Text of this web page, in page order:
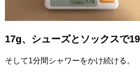
17g、シューズとソックスで
そして1分間シャワーをかけ続ける。